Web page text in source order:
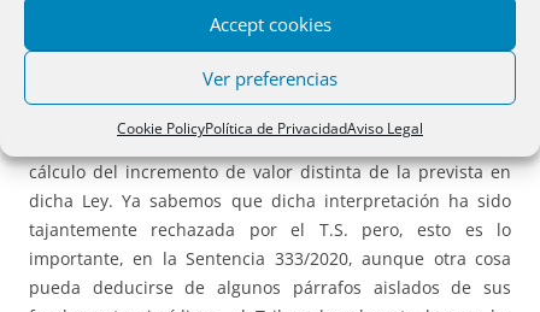
Accept cookies
Ver preferencias
Cookie PolicyPolítica de PrivacidadAviso Legal
La petición de devolución, parcialmente estimada por el
Juzgado, se había fundado en la STC 59/2017, admitiendo,
art. 107 L.H.L. debía superarse admitiendo una fórmula de
cálculo del incremento de valor distinta de la prevista en
dicha Ley. Ya sabemos que dicha interpretación ha sido
tajantemente rechazada por el T.S. pero, esto es lo
importante, en la Sentencia 333/2020, aunque otra cosa
pueda deducirse de algunos párrafos aislados de sus